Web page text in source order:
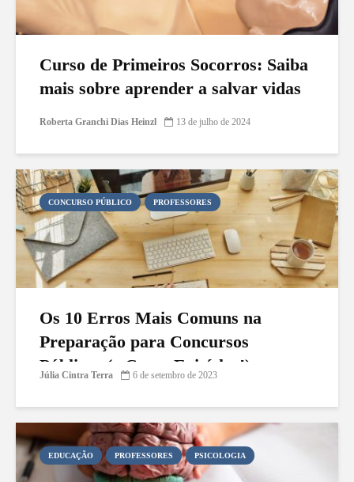
Curso de Primeiros Socorros: Saiba
mais sobre aprender a salvar vidas
Roberta Granchi Dias Heinzl 13 de julho de 2024
CONCURSO PÚBLICO PROFESSORES
Os 10 Erros Mais Comuns na
Preparação para Concursos
Públicos (e Como Evitá-los!)
Júlia Cintra Terra 6 de setembro de 2023
EDUCAÇÃO PROFESSORES PSICOLOGIA